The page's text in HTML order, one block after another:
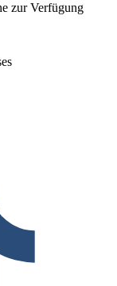
zur Verfügung